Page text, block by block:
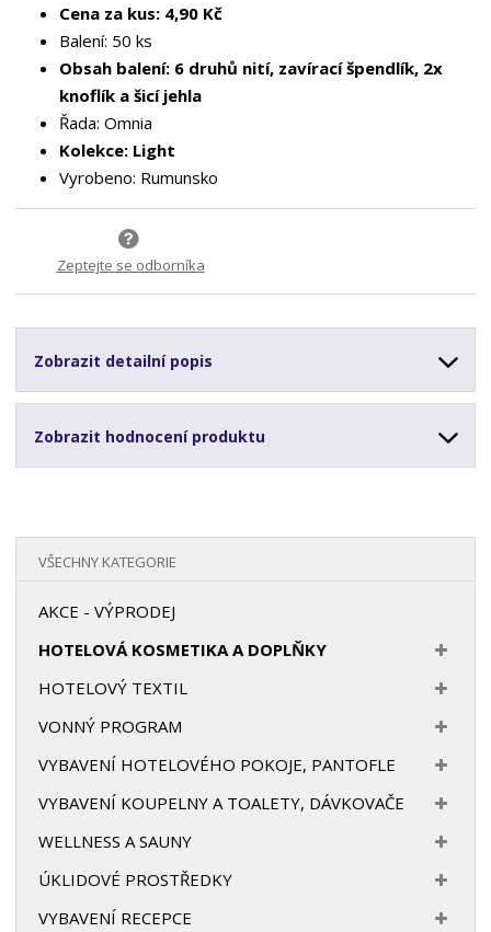
Cena za kus: 4,90 Kč
Balení: 50 ks
Obsah balení: 6 druhů nití, zavírací špendlík, 2x
knoflík a šicí jehla
Řada: Omnia
Kolekce: Light
Vyrobeno: Rumunsko
Zeptejte se odborníka
Zobrazit detailní popis
Zobrazit hodnocení produktu
VŠECHNY KATEGORIE
AKCE - VÝPRODEJ
HOTELOVÁ KOSMETIKA A DOPLŇKY
HOTELOVÝ TEXTIL
VONNÝ PROGRAM
VYBAVENÍ HOTELOVÉHO POKOJE, PANTOFLE
VYBAVENÍ KOUPELNY A TOALETY, DÁVKOVAČE
WELLNESS A SAUNY
ÚKLIDOVÉ PROSTŘEDKY
VYBAVENÍ RECEPCE